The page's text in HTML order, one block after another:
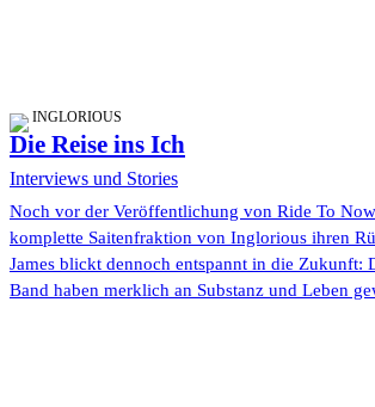
INGLORIOUS
Die Reise ins Ich
Interviews und Stories
Noch vor der Veröffentlichung von Ride To
komplette Saitenfraktion von Inglorious ihren
James blickt dennoch entspannt in die Zukunft:
Band haben merklich an Substanz und Leben